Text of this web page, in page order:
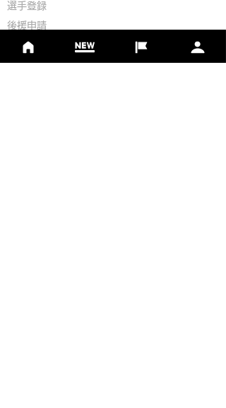
選手登録​
​後援申請
​イベント依頼
プライバシーポリシー